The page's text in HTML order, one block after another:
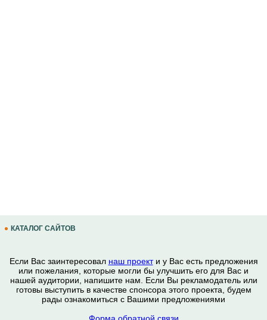
КАТАЛОГ САЙТОВ
Если Вас заинтересовал наш проекти у Вас есть предложения
или пожелания, которые могли бы улучшить его для Вас и
нашей аудитории, напишите нам. Если Вы рекламодатель или
готовы выступить в качестве спонсора этого проекта, будем
рады ознакомиться с Вашими предложениями